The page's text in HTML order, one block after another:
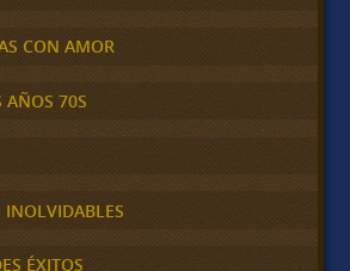
CON AMOR
AÑOS 70S
INOLVIDABLES
ÉXITOS